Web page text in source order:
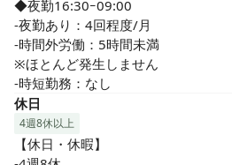
◆夜勤16:30ｰ09:00
-夜勤あり：4回程度/月
-時間外労働：5時間未満
※ほとんど発生しません
-時短勤務：なし
休日
4週8休以上
【休日・休暇】